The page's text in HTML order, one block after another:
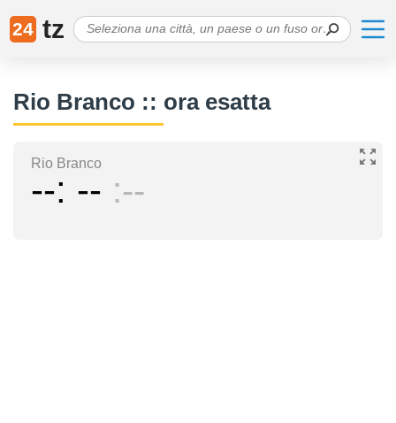
24 tz
Rio Branco :: ora esatta
Rio Branco
-- -- --